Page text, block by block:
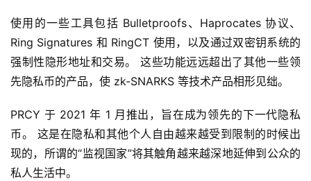
首
使用的一些工具包括 Bulletproofs、Haprocates 协议、
Ring Signatures 和 RingCT 使用，以及通过双密钥系统的
强制性隐形地址和交易。 这些功能远远超出了其他一些领
先隐私币的产品，使 zk-SNARKS 等技术产品相形见绌。
PRCY 于 2021 年 1 月推出，旨在成为领先的下一代隐私
币。 这是在隐私和其他个人自由越来越受到限制的时候出
现的，所谓的“监视国家”将其触角越来越深地延伸到公众的
私人生活中。